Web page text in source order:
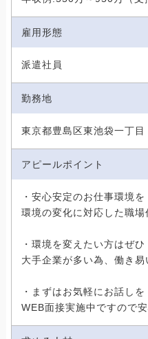
雇用形態
派遣社員
勤務地
東京都豊島区東池袋一丁目
アピールポイント
・安心安定のお仕事環境を
環境の変化に対応した職場
・環境を変えたい方はぜひ
大手企業が多い為、働き易
・まずはお気軽にお話しを
WEB面接実施中ですので